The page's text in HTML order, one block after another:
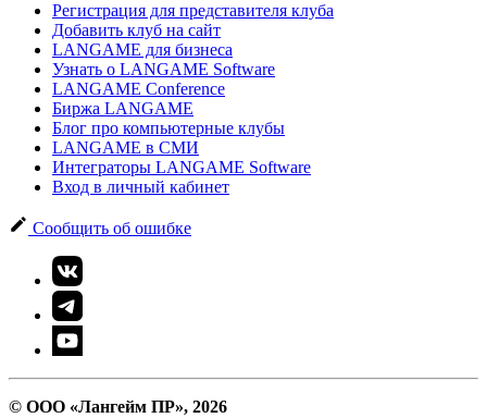
Регистрация для представителя клуба
Добавить клуб на сайт
LANGAME для бизнеса
Узнать о LANGAME Software
LANGAME Conference
Биржа LANGAME
Блог про компьютерные клубы
LANGAME в СМИ
Интеграторы LANGAME Software
Вход в личный кабинет
Сообщить об ошибке
© ООО «Лангейм ПР», 2026